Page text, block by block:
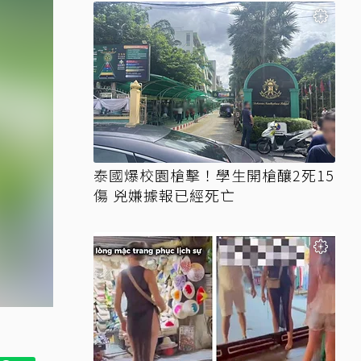
泰國爆校園槍擊！學生開槍釀2死15
傷 兇嫌據報已經死亡